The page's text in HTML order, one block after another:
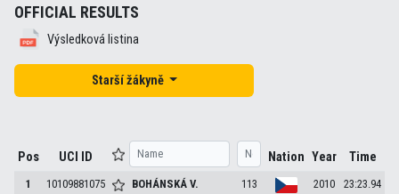
OFFICIAL RESULTS
Výsledková listina
Starší žákyně
Pos UCI ID Nation Year Time
1 10109881075 BOHÁNSKÁV. 113 2010
23:23.94